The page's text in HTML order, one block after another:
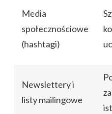
Media
społecznościowe
(hashtagi)
Newslettery i
listy mailingowe